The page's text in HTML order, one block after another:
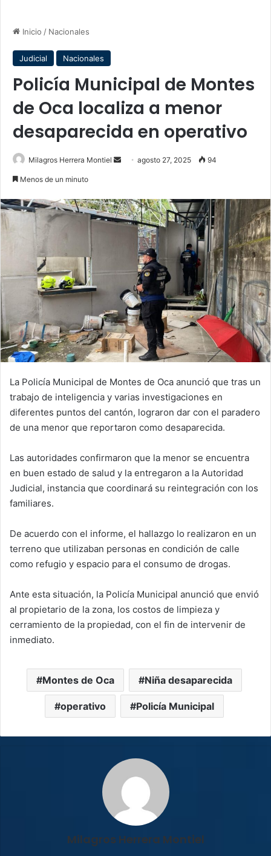
Inicio / Nacionales
Judicial Nacionales
Policía Municipal de Montes
de Oca localiza a menor
desaparecida en operativo
Milagros Herrera Montiel
Sendagosto 27, 2025 94
Menos de un minuto
La Policía Municipal de Montes de Oca anunció que tras un
trabajo de inteligencia y varias investigaciones en
diferentes puntos del cantón, lograron dar con el paradero
de una menor que reportaron como desaparecida.
Las autoridades confirmaron que la menor se encuentra
en buen estado de salud y la entregaron a la Autoridad
Judicial, instancia que coordinará su reintegración con los
familiares.
De acuerdo con el informe, el hallazgo lo realizaron en un
terreno que utilizaban personas en condición de calle
como refugio y espacio para el consumo de drogas.
Ante esta situación, la Policía Municipal anunció que envió
al propietario de la zona, los costos de limpieza y
cerramiento de la propiedad, con el fin de intervenir de
inmediato.
Montes de Oca Niña desaparecida
operativo Policía Municipal
Milagros Herrera Montiel